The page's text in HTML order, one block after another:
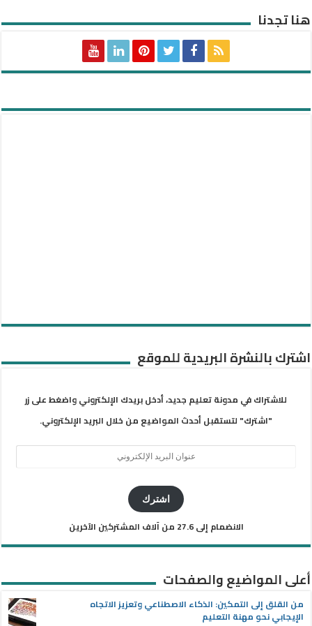
هنا تجدنا
اشترك بالنشرة البريدية للموقع
للاشتراك في مدونة تعليم جديد، أدخل بريدك الإلكتروني واضغط على زر
"اشترك" لتستقبل أحدث المواضيع من خلال البريد الإلكتروني.
اشترك
الانضمام إلى 27.6 من آلاف المشتركين الآخرين
أعلى المواضيع والصفحات
من القلق إلى التمكين: الذكاء الاصطناعي وتعزيز الاتجاه
الإيجابي نحو مهنة التعليم